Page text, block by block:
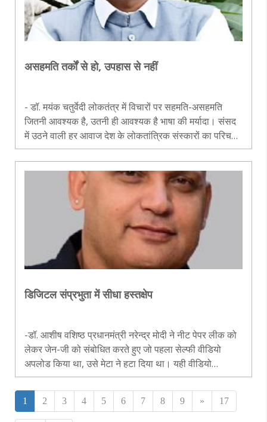
असहमति तर्कों से हो, उपहास से नहीं
- डॉ. मयंक चतुर्वेदी लोकतंत्र में विचारों पर सहमति-असहमति
जितनी आवश्यक है, उतनी ही आवश्यक है भाषा की मर्यादा। संसद
में उठने वाली हर आवाज देश के लोकतांत्रिक संस्कारों का परिचय
देती है। जब किसी वैज्ञानिक या शिक्षाविद के विचारों का उत्तर तथ्यों
के ब..
डिजिटल संप्रभुता में सीधा हस्तक्षेप
-डॉ. आशीष वशिष्ठ प्रधानमंत्री नरेन्द्र मोदी ने नीट पेपर लीक को
लेकर जेन-जी को संबोधित करते हुए जो पहला सेल्फी वीडियो
अपलोड किया था, उसे मेटा ने हटा दिया था। यही वीडियो
इंस्टाग्राम पर 24 घंटे के भीतर 300 मिलियन से अधिक बार देखा
गया था। बाद में जब इ..
1 2 3 4 5 6 7 8 9 » 17